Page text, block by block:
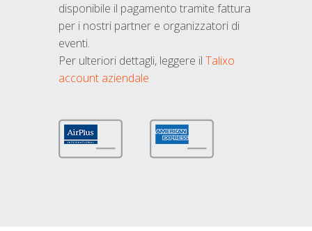
disponibile il pagamento tramite fattura
per i nostri partner e organizzatori di
eventi.
Per ulteriori dettagli, leggere il Talixo
account aziendale